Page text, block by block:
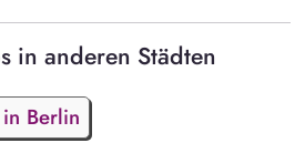
in anderen Städten
Berlin